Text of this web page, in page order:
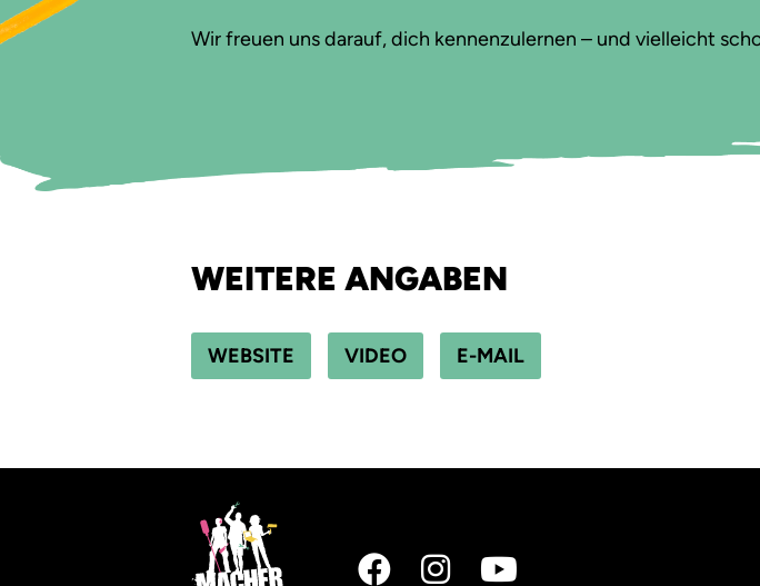
Wir freuen uns darauf, dich kennenzulernen – und vielleicht
WEITERE ANGABEN
WEBSITE VIDEO E-MAIL